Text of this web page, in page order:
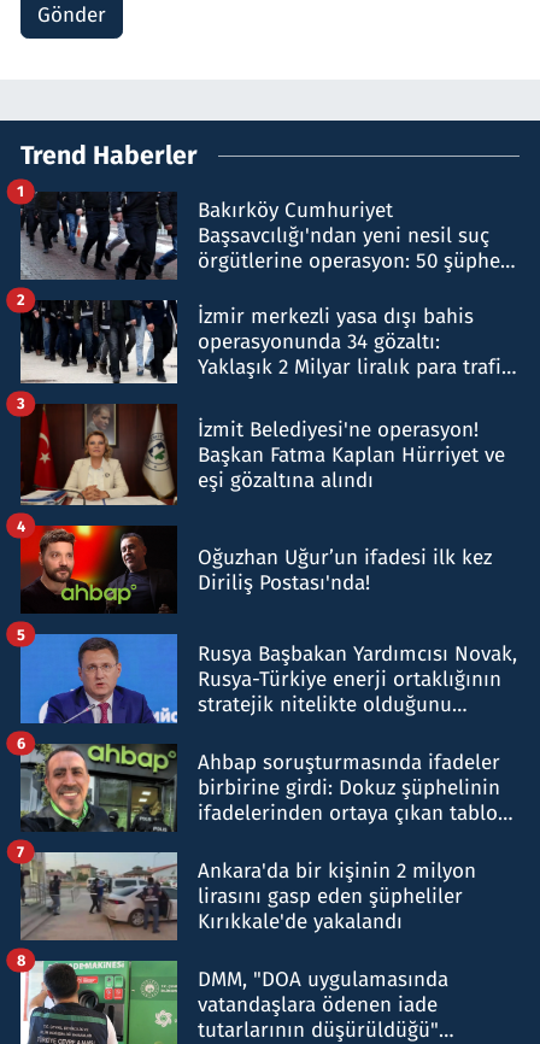
Gönder
Trend Haberler
Bakırköy Cumhuriyet
Başsavcılığı'ndan yeni nesil suç
örgütlerine operasyon: 50 şüpheli
1
İzmir merkezli yasa dışı bahis
operasyonunda 34 gözaltı:
Yaklaşık 2 Milyar liralık para trafiği
2
İzmit Belediyesi'ne operasyon!
Başkan Fatma Kaplan Hürriyet ve
eşi gözaltına alındı
3
Oğuzhan Uğur’un ifadesi ilk kez
Diriliş Postası'nda!
4
Rusya Başbakan Yardımcısı Novak,
Rusya-Türkiye enerji ortaklığının
stratejik nitelikte olduğunu
5
Ahbap soruşturmasında ifadeler
birbirine girdi: Dokuz şüphelinin
ifadelerinden ortaya çıkan tablo
6
Ankara'da bir kişinin 2 milyon
lirasını gasp eden şüpheliler
Kırıkkale'de yakalandı
7
DMM, "DOA uygulamasında
vatandaşlara ödenen iade
tutarlarının düşürüldüğü"
8